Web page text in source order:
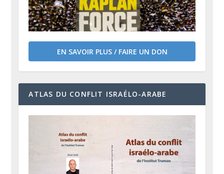
EN SAVOIR PLUS / FAIRE UN DON
ATLAS DU CONFLIT ISRAÉLO-ARABE